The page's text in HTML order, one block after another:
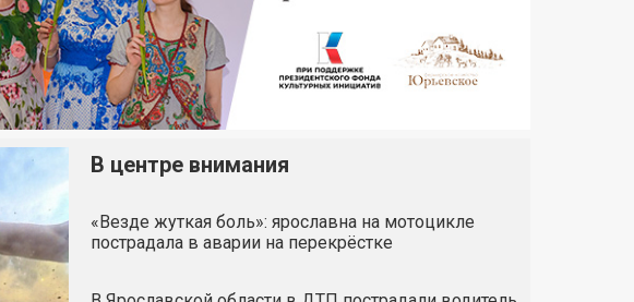
В центре внимания
«Везде жуткая боль»: ярославна на мотоцикле
пострадала в аварии на перекрёстке